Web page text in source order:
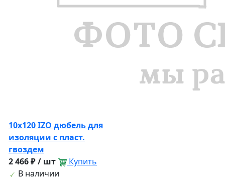
10х120 IZO дюбель для
изоляции с пласт.
гвоздем
2 466 ₽ / шт
Купить
В наличии